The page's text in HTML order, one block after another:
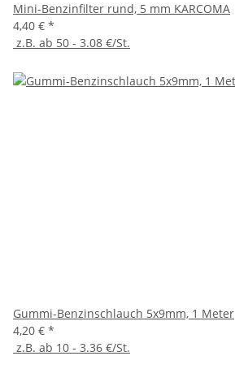
Mini-Benzinfilter rund, 5 mm KARCOMA
4,40 € *
z.B. ab 50 - 3.08 €/St.
Gummi-Benzinschlauch 5x9mm, 1 Meter
4,20 € *
z.B. ab 10 - 3.36 €/St.